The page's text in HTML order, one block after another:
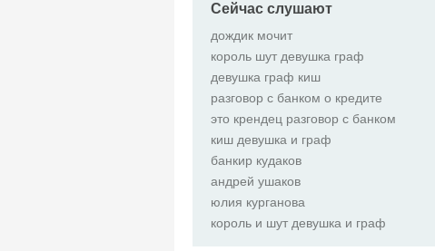
Сейчас слушают
дождик мочит
король шут девушка граф
девушка граф киш
разговор с банком о кредите
это крендец разговор с банком
киш девушка и граф
банкир кудаков
андрей ушаков
юлия курганова
король и шут девушка и граф